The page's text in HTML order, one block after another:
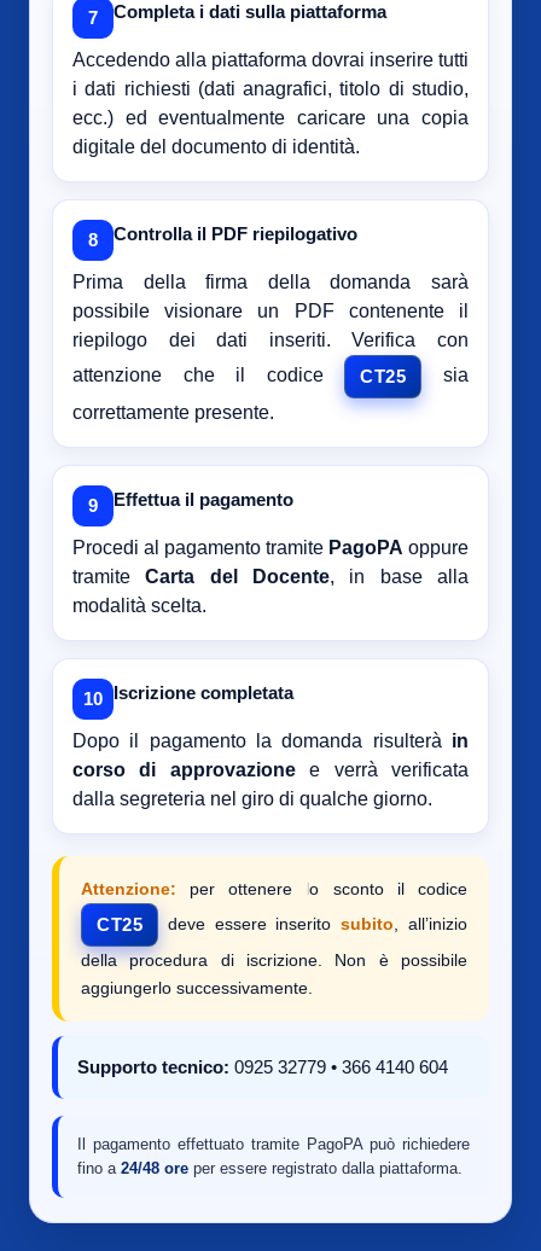
7 Completa i dati sulla piattaforma
Accedendo alla piattaforma dovrai inserire tutti
i dati richiesti (dati anagrafici, titolo di studio,
ecc.) ed eventualmente caricare una copia
digitale del documento di identità.
8 Controlla il PDF riepilogativo
Prima della firma della domanda sarà
possibile visionare un PDF contenente il
riepilogo dei dati inseriti. Verifica con
attenzione che il codice
CT25
sia
correttamente presente.
9 Effettua il pagamento
Procedi al pagamento tramite PagoPA oppure
tramiteCarta del Docente, in base alla
modalità scelta.
10 Iscrizione completata
Dopo il pagamento la domanda risulterà in
corso di approvazionee verrà verificata
dalla segreteria nel giro di qualche giorno.
Attenzione: per ottenere lo sconto il codice
CT25 deve essere inseritosubito , all’inizio
della procedura di iscrizione. Non è possibile
aggiungerlo successivamente.
Supporto tecnico: 0925 32779 • 366 4140 604
Il pagamento effettuato tramite PagoPA può richiedere
fino a 24/48 ore per essere registrato dalla piattaforma.